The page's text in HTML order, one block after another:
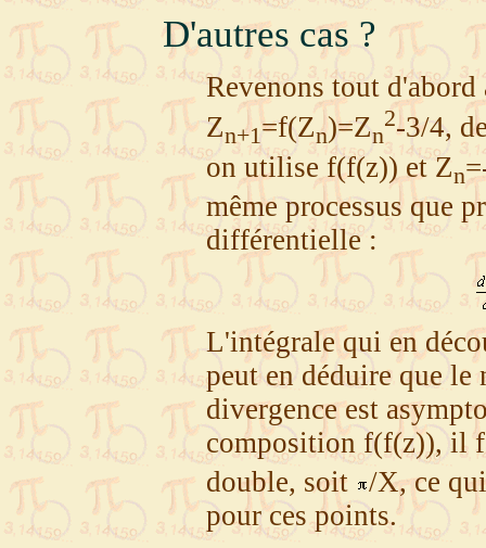
D'autres cas ?
Revenons tout
Zn+1=f(Zn)=Zn
2-3/4,
on utilise f(f(z)) et Zn
même processus que
différentielle :
L'intégrale qui en
peut en déduire que
divergence est
composition f(f(z)), il
double, soit
/X, ce
pour ces points.